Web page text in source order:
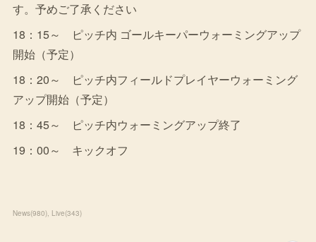
す。予めご了承ください
18：15～ ピッチ内 ゴールキーパーウォーミングアップ
開始（予定）
18：20～ ピッチ内フィールドプレイヤーウォーミング
アップ開始（予定）
18：45～ ピッチ内ウォーミングアップ終了
19：00～ キックオフ
News(980) Live(343)